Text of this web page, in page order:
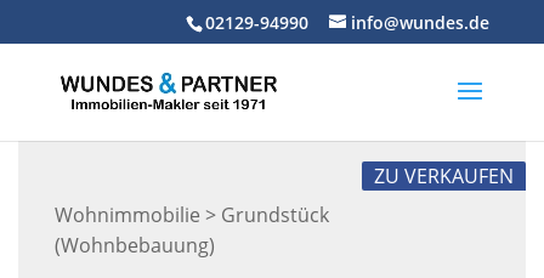
02129-94990 info@wundes.de
Wohnimmobilie > Grundstück
(Wohnbebauung)
ZU VERKAUFEN